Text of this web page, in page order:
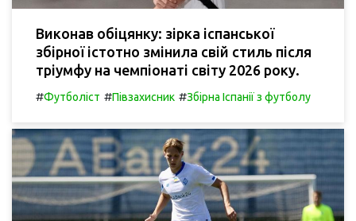
Виконав обіцянку: зірка іспанської
збірної істотно змінила свій стиль після
тріумфу на чемпіонаті світу 2026 року.
#Футболіст #Півзахисник #Збірна Іспанії з футболу